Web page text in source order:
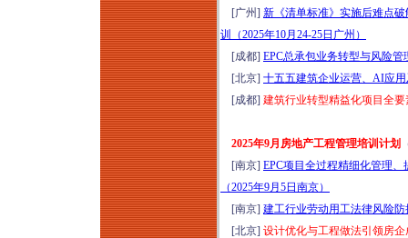
[广州] 新《清单标准》实施后难点
训（2025年10月24-25日广州）
[成都] EPC总承包业务转型与风险管
[北京] 十五五建筑企业运营、AI应
[成都] 建筑行业转型精益化项目全要
2025年9月房地产工程管理培训计划
[南京] EPC项目全过程精细化管理
（2025年9月5日南京）
[南京] 建工行业劳动用工法律风险
[北京] 设计优化与工程做法引领房企